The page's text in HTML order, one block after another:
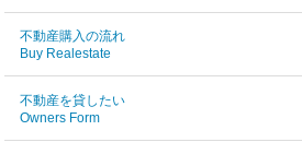
不動産購入の流れ
Buy Realestate
不動産を貸したい
Owners Form